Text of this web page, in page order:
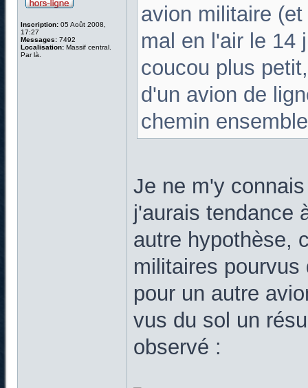
Inscription: 05 Août 2008,
17:27
Messages: 7492
Localisation: Massif central.
Par là.
avion militaire
mal en l'air le 14
coucou plus
d'un avion de
chemin
Je ne m'y
j'aurais tendance
autre hypothèse,
militaires
pour un autre
vus du sol un
observé :